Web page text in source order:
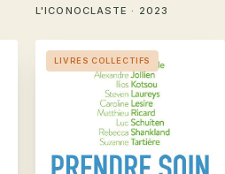
L'ICONOCLASTE · 2023
LIVRES COLLECTIFS